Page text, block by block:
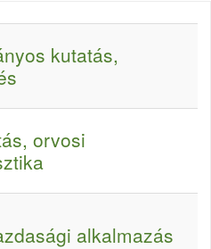
kutatás,
orvosi
alkalmazás